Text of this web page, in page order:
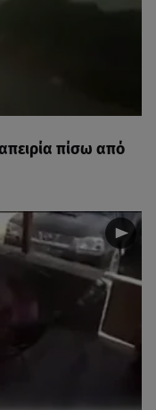
πίσω από